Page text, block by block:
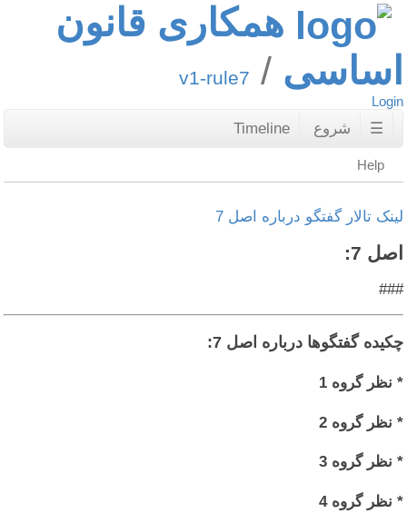
همکاری قانون
اساسی
v1-rule7
Login
☰ شروع Timeline
Help
لینک تالار گفتگو درباره اصل 7
اصل 7:
###
چکیده گفتگوها درباره اصل 7:
* نظر گروه 1
* نظر گروه 2
* نظر گروه 3
* نظر گروه 4